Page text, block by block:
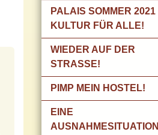
PALAIS SOMMER 2021 |
KULTUR FÜR ALLE!
WIEDER AUF DER
STRASSE!
PIMP MEIN HOSTEL!
EINE
AUSNAHMESITUATION